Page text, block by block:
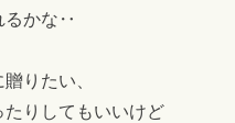
るかな‥
りたい、
りしてもいいけど